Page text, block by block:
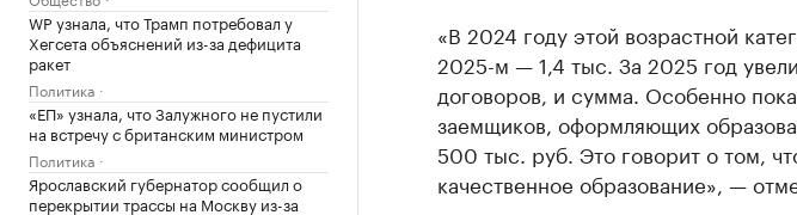
WP узнала, что Трамп потребовал у
Хегсета объяснений из-за дефицита
ракет
Политика
«ЕП» узнала, что Залужного не пустили
на встречу с британским министром
Политика
Ярославский губернатор сообщил о
перекрытии трассы на Москву из-за
«В 2024 году этой возрастной
2025-м — 1,4 тыс. За 2025 год
договоров, и сумма. Особенно
заемщиков, оформляющих
500 тыс. руб. Это говорит о том,
качественное образование», —